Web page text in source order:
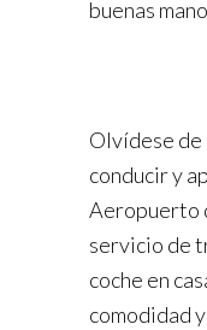
buenas
Olvídese de
conducir y
Aeropuerto
servicio de
coche en
comodidad